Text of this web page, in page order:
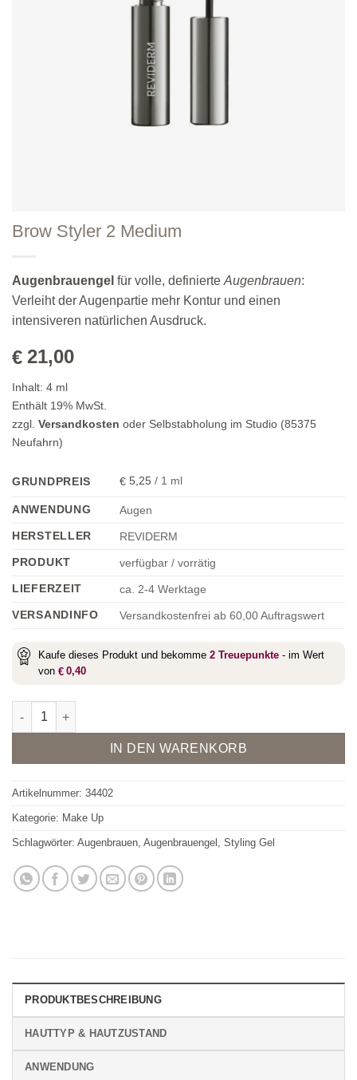
Brow Styler 2 Medium
Augenbrauengel für volle, definierte Augenbrauen:
Verleiht der Augenpartie mehr Kontur und einen
intensiveren natürlichen Ausdruck.
€ 21,00
Inhalt: 4 ml
Enthält 19% MwSt.
zzgl. Versandkosten oder Selbstabholung im Studio (85375
Neufahrn)
GRUNDPREIS € 5,25 / 1 ml
ANWENDUNG
Augen
HERSTELLER
REVIDERM
PRODUKT
verfügbar / vorrätig
LIEFERZEIT
ca. 2-4 Werktage
VERSANDINFO
Versandkostenfrei ab 60,00 Auftragswert
Kaufe dieses Produkt und bekomme 2 Treuepunkte - im Wert
von € 0,40
Brow Styler 2 Medium Menge
IN DEN WARENKORB
Alternative:
Artikelnummer: 34402
Kategorie: Make Up
Schlagwörter: Augenbrauen, Augenbrauengel , Styling Gel
PRODUKTBESCHREIBUNG
HAUTTYP & HAUTZUSTAND
ANWENDUNG